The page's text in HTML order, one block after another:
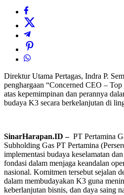
Direktur Utama Pertagas, Indra P.
penghargaan “Concerned CEO – Top
atas kepemimpinan dan perannya
budaya K3 secara berkelanjutan di
SinarHarapan.ID – PT Pertamina
Subholding Gas PT Pertamina
implementasi budaya keselamatan
fondasi dalam menjaga keandalan
nasional. Komitmen tersebut sejalan
dalam membudayakan K3 guna
keberlanjutan bisnis, dan daya saing